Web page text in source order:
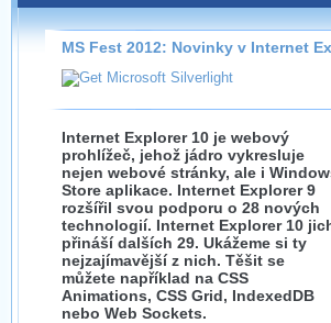
Záznamy na našem webu můžete
přímo na stránce s využitím
Silverlightpřehrávače.
Stránka se sama rozhodne, na
technologie podporuje Váš
použít, abyste záznam mohli
možné kvalitě.
Stahování
Víme, že občas chcete sledovat
kde není připojení k internetu, což
neumožňuje, proto umožňujeme
MS Fest 2012: Novinky v Internet
Internet Explorer 10 je webový
prohlížeč, jehož jádro vykresluje
nejen webové stránky, ale i
Store aplikace. Internet Explorer 9
rozšířil svou podporu o 28 nových
technologií. Internet Explorer 10
přináší dalších 29. Ukážeme si ty
nejzajímavější z nich. Těšit se
můžete například na CSS
Animations, CSS Grid, IndexedDB
nebo Web Sockets.